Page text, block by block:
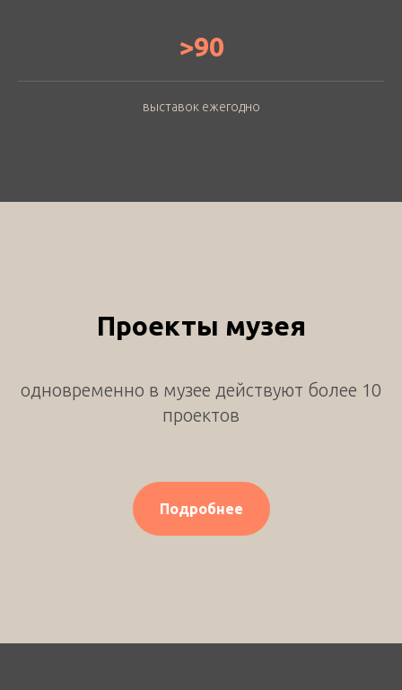
>90
выставок ежегодно
Проекты музея
одновременно в музее действуют более 10
проектов
Подробнее